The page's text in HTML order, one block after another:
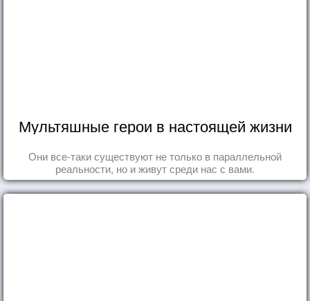
Мультяшные герои в настоящей жизни
Они все-таки существуют не только в параллельной
реальности, но и живут среди нас с вами.